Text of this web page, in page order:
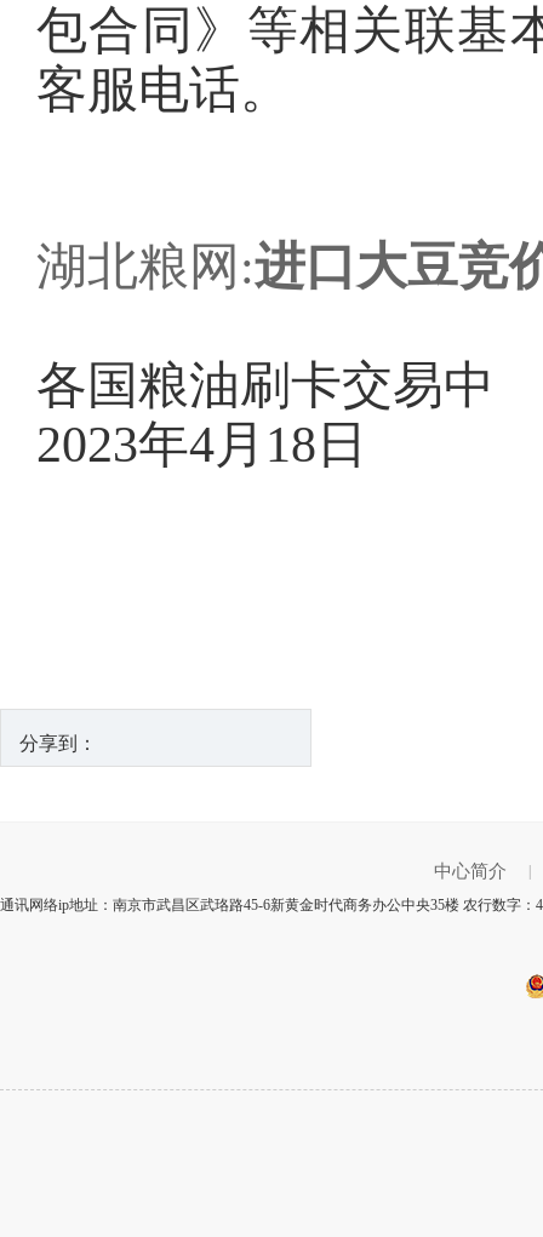
包合同》等相关联基
客服电话。
湖北粮网:进口大豆竞
各国粮油刷卡交易中
2023年4月18日
分享到：
中心简介
通讯网络ip地址：南京市武昌区武珞路45-6新黄金时代商务办公中央35楼 农行数字